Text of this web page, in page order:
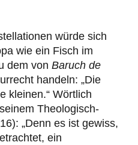
würde sich
wie ein Fisch im
dem von Baruch de
handeln: „Die
kleinen.“ Wörtlich
Theologisch-
„Denn es ist gewiss,
ein